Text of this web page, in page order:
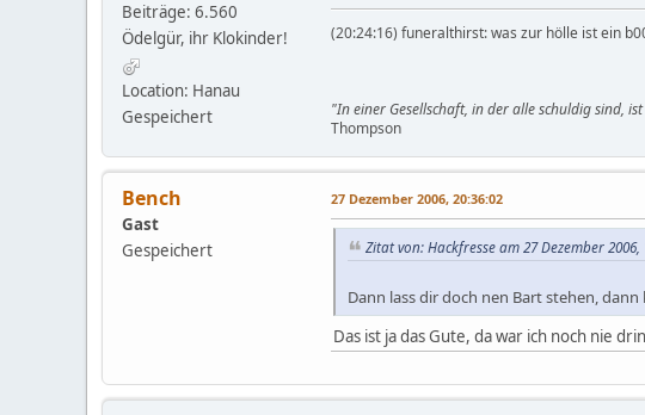
Beiträge: 6.560
Ödelgür, ihr Klokinder!
Location: Hanau
Gespeichert
(20:24:16) funeralthirst: was zur hölle ist ein
"In einer Gesellschaft, in der alle schuldig sind,
Thompson
Bench
Gast
Gespeichert
27 Dezember 2006, 20:36:02
Zitat von: Hackfresse am 27 Dezember 2006,
Dann lass dir doch nen Bart stehen,
Das ist ja das Gute, da war ich noch nie